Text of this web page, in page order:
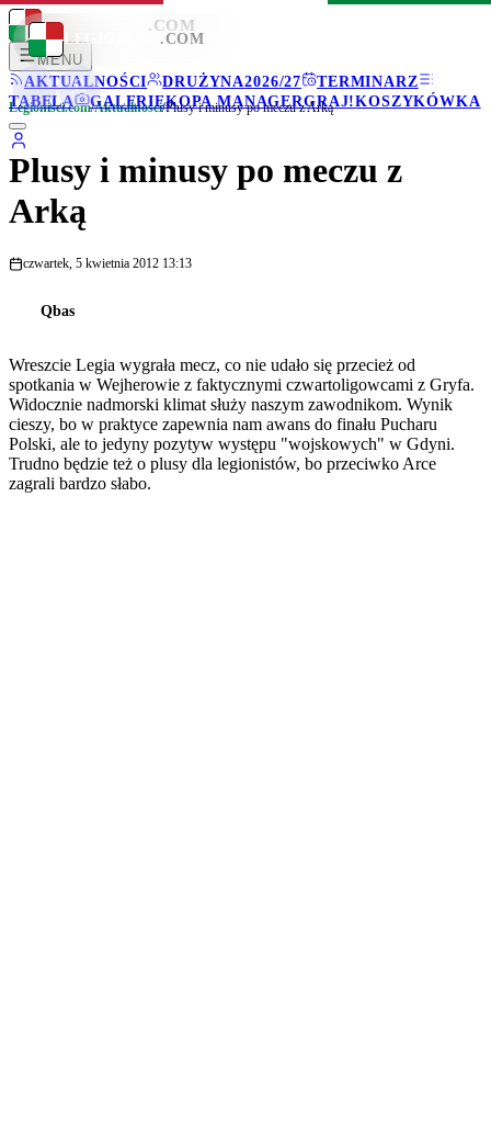
LEGIONISCI .COM
MENU
AKTUALNOŚCI
DRUŻYNA2026/27
TERMINARZ
TABELA
GALERIEKOPA MANAGERGRAJ!KOSZYKÓWKA
LEGIONISCI .COM
Legionisci.com/Aktualności/Plusy i minusy po meczu z Arką
Plusy i minusy po meczu z
Arką
czwartek, 5 kwietnia 2012 13:13
Qbas
Wreszcie Legia wygrała mecz, co nie udało się przecież od
spotkania w Wejherowie z faktycznymi czwartoligowcami z Gryfa.
Widocznie nadmorski klimat służy naszym zawodnikom. Wynik
cieszy, bo w praktyce zapewnia nam awans do finału Pucharu
Polski, ale to jedyny pozytyw występu "wojskowych" w Gdyni.
Trudno będzie też o plusy dla legionistów, bo przeciwko Arce
zagrali bardzo słabo.